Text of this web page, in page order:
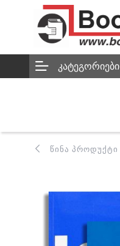
ᲙᲐᲢᲔᲒᲝᲠᲘᲔᲑᲘ
ᲬᲘᲜᲐ ᲞᲠᲝᲓᲣᲥᲢᲘ